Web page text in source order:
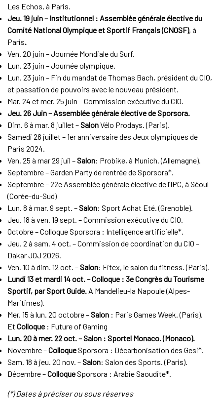
Les Echos, à Paris.
Jeu. 19 juin – Institutionnel : Assemblée générale élective du
Comité National Olympique et Sportif Français (CNOSF), à
Paris.
Ven. 20 juin – Journée Mondiale du Surf.
Lun. 23 juin – Journée olympique.
Lun. 23 juin – Fin du mandat de Thomas Bach, président du CIO,
et passation de pouvoirs avec le nouveau président.
Mar. 24 et mer. 25 juin – Commission exécutive du CIO.
Jeu. 26 Juin – Assemblée générale élective de Sporsora.
Dim. 6 à mar. 8 juillet –SalonVélo Prodays. (Paris).
Samedi 26 juillet – 1er anniversaire des Jeux olympiques de
Paris 2024.
Ven. 25 à mar 29 juil –Salon: Probike, à Munich. (Allemagne).
Septembre – Garden Party de rentrée de Sporsora*.
Septembre – 22e Assemblée générale élective de l’IPC, à Séoul
(Corée-du-Sud)
Lun. 8 à mar. 9 sept. –Salon: Sport Achat Eté. (Grenoble).
Jeu. 18 à ven. 19 sept. – Commission exécutive du CIO.
Octobre – Colloque Sporsora : Intelligence artificielle*.
Jeu. 2 à sam. 4 oct. – Commission de coordination du CIO –
Dakar JOJ 2026.
Ven. 10 à dim. 12 oct. –Salon: Fitex, le salon du fitness. (Paris).
Lundi 13 et mardi 14 oct. – Colloque : 3e Congrès du Tourisme
Sportif, par Sport Guide.A Mandelieu-la Napoule (Alpes-
Maritimes).
Mer. 15 à lun. 20 octobre –Salon : Paris Games Week. (Paris).
Et Colloque: Future of Gaming
Lun. 20 à mer. 22 oct. – Salon : Sportel Monaco. (Monaco).
Novembre –ColloqueSporsora : Décarbonisation des Gesi*.
Sam. 18 à jeu. 20 nov. –Salon: Salon des Sports. (Paris).
Décembre –ColloqueSporsora : Arabie Saoudite*.
(*) Dates à préciser ou sous réserves